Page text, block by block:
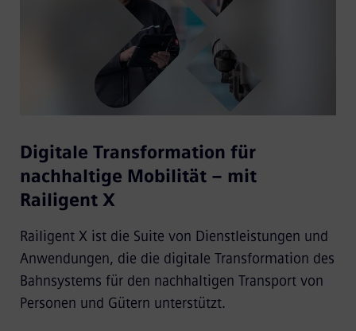
Digitale Transformation für
nachhaltige Mobilität – mit
Railigent X
Railigent X ist die Suite von Dienstleistungen und
Anwendungen, die die digitale Transformation des
Bahnsystems für den nachhaltigen Transport von
Personen und Gütern unterstützt.